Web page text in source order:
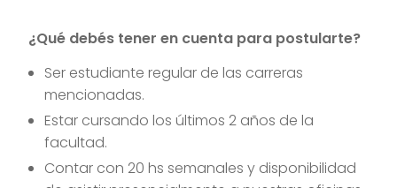
¿Qué debés tener en cuenta para postularte?
Ser estudiante regular de las carreras
mencionadas.
Estar cursando los últimos 2 años de la
facultad.
Contar con 20 hs semanales y disponibilidad